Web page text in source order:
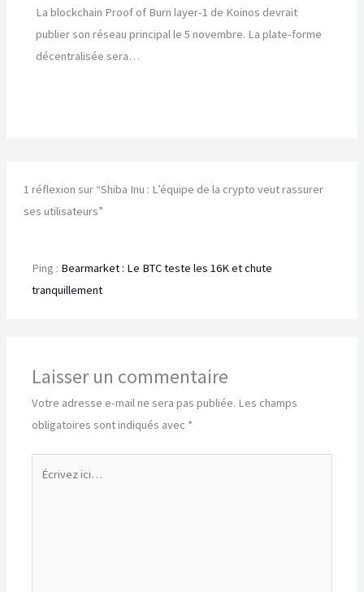
La blockchain Proof of Burn layer-1 de Koinos devrait
publier son réseau principal le 5 novembre. La plate-forme
décentralisée sera…
1 réflexion sur “Shiba Inu : L’équipe de la crypto veut rassurer
ses utilisateurs”
Ping : Bearmarket : Le BTC teste les 16K et chute
tranquillement
Laisser un commentaire
Votre adresse e-mail ne sera pas publiée. Les champs
obligatoires sont indiqués avec *